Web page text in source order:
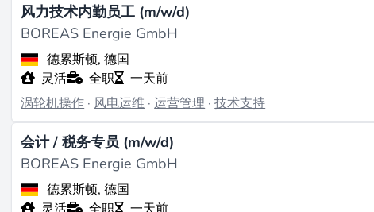
风力技术内勤员工 (m/w/d)
BOREAS Energie GmbH
德累斯顿, 德国
灵活
全职
一天前
涡轮机操作 · 风电运维 ·运营管理 ·技术支持
会计 / 税务专员 (m/w/d)
BOREAS Energie GmbH
德累斯顿, 德国